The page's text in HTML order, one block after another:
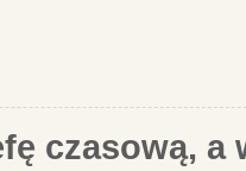
czasową,